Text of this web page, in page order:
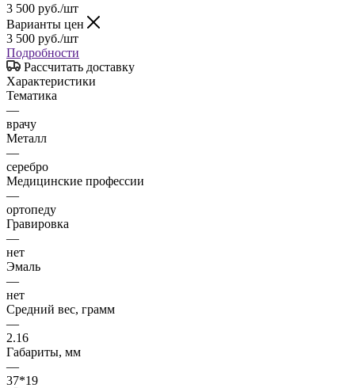
3 500 руб./шт
Варианты цен
3 500 руб./шт
Подробности
Рассчитать доставку
Характеристики
Тематика
—
врачу
Металл
—
серебро
Медицинские профессии
—
ортопеду
Гравировка
—
нет
Эмаль
—
нет
Средний вес, грамм
—
2.16
Габариты, мм
—
37*19